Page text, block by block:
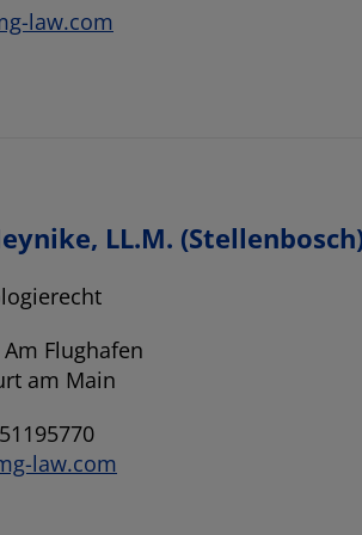
law.com
LL.M.
Am Flughafen
am Main
law.com